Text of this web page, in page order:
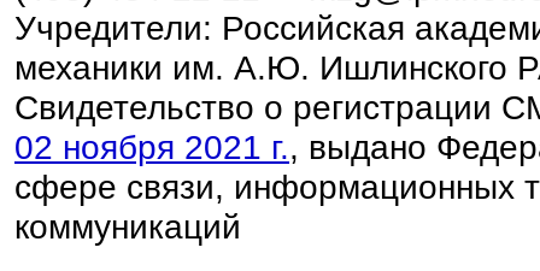
Учредители: Российская
механики им. А.Ю. Ишлинского
Свидетельство о регистрации
02 ноября 2021 г., выдано
сфере связи, информационных
коммуникаций